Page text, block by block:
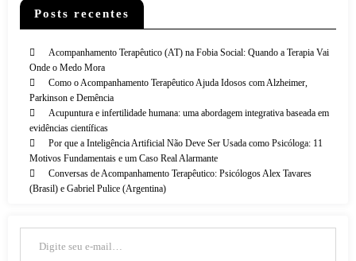
Posts recentes
Acompanhamento Terapêutico (AT) na Fobia Social: Quando a Terapia Vai
Onde o Medo Mora
Como o Acompanhamento Terapêutico Ajuda Idosos com Alzheimer,
Parkinson e Demência
Acupuntura e infertilidade humana: uma abordagem integrativa baseada em
evidências científicas
Por que a Inteligência Artificial Não Deve Ser Usada como Psicóloga: 11
Motivos Fundamentais e um Caso Real Alarmante
Conversas de Acompanhamento Terapêutico: Psicólogos Alex Tavares
(Brasil) e Gabriel Pulice (Argentina)
Digite seu e-mail…